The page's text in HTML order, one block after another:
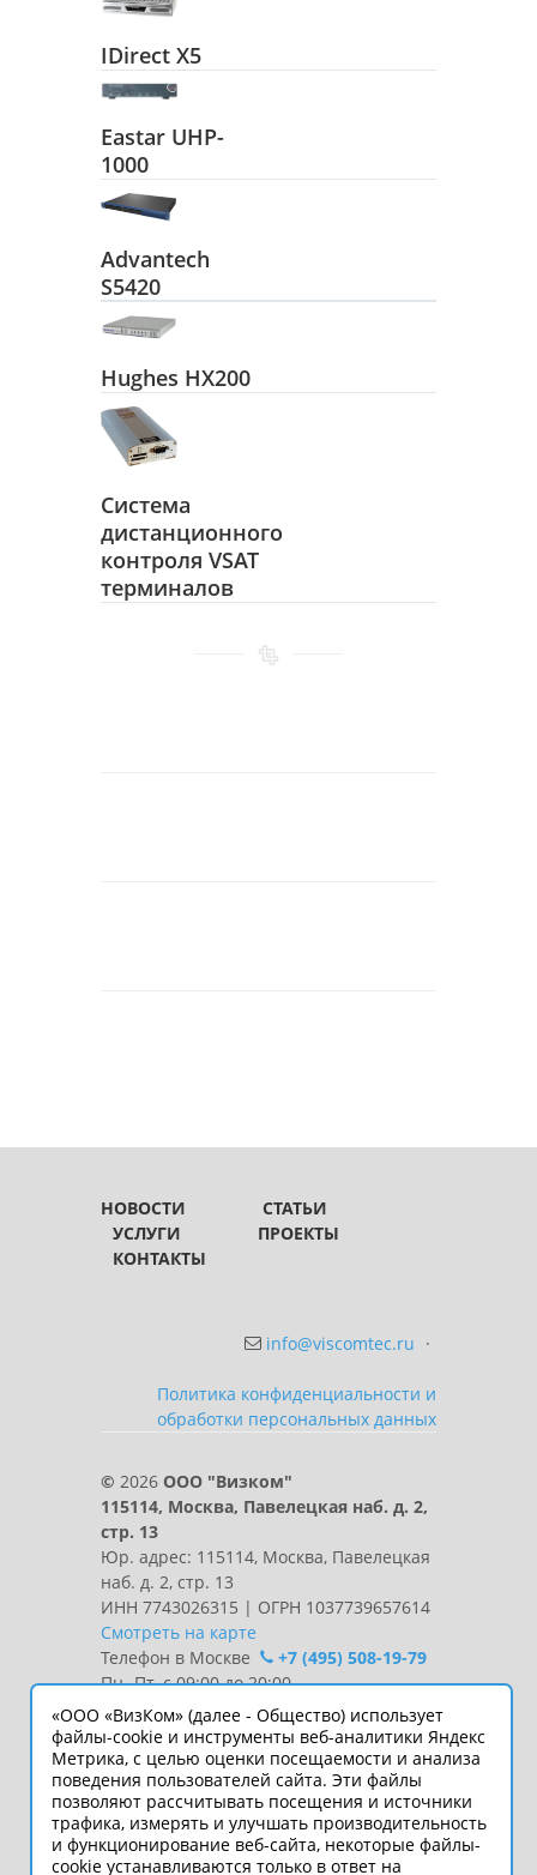
IDirect X5
Eastar UHP-
1000
Advantech
S5420
Hughes HX200
Система
дистанционного
контроля VSAT
терминалов
НОВОСТИ
СТАТЬИ
УСЛУГИ
ПРОЕКТЫ
КОНТАКТЫ
info@viscomtec.ru ·
Политика конфиденциальности и
обработки персональных данных
© 2026 ООО "Визком"
115114, Москва, Павелецкая наб. д. 2,
стр. 13
Юр. адрес: 115114, Москва, Павелецкая
наб. д. 2, стр. 13
ИНН 7743026315 | ОГРН 1037739657614
Смотреть на карте
Телефон в Москве
+7 (495) 508-19-79
Пн.-Пт. с 09:00 до 20:00
Интернет-сайт носит информационный
характер и ни при каких условиях не
является публичной офертой, которая
определяется положениями статьи 437
Гражданского кодекса РФ.
Технические параметры
«ООО «ВизКом» (далее - Общество) использует
файлы-cookie и инструменты веб-аналитики Яндекс
Метрика, с целью оценки посещаемости и анализа
поведения пользователей сайта. Эти файлы
позволяют рассчитывать посещения и источники
трафика, измерять и улучшать производительность
и функционирование веб-сайта, некоторые файлы-
cookie устанавливаются только в ответ на